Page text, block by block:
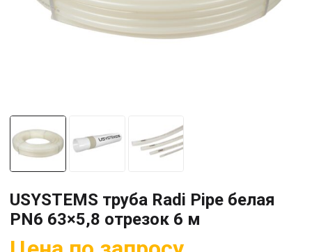
USYSTEMS труба Radi Pipe белая
PN6 63×5,8 отрезок 6 м